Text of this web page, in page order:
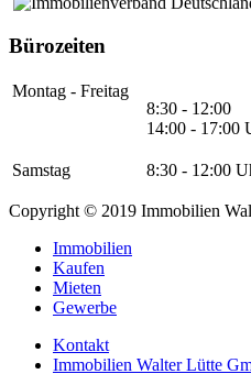
Bürozeiten
Montag - Freitag
8:30 - 12:00
14:00 - 17:00
Samstag 8:30 - 12:00
Copyright © 2019 Immobilien
Immobilien
Kaufen
Mieten
Gewerbe
Kontakt
Immobilien Walter Lütte